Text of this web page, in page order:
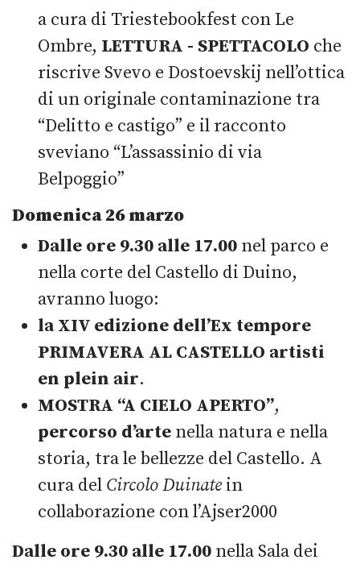
a cura di Triestebookfest con Le
Ombre, LETTURA - SPETTACOLO che
riscrive Svevo e Dostoevskij nell’ottica
di un originale contaminazione tra
“Delitto e castigo” e il racconto
sveviano “L’assassinio di via
Belpoggio”
Domenica 26 marzo
Dalle ore 9.30 alle 17.00 nel parco e
nella corte del Castello di Duino,
avranno luogo:
la XIV edizione dell’Ex tempore
PRIMAVERA AL CASTELLO artisti
en plein air.
MOSTRA “A CIELO APERTO”,
percorso d’arte nella natura e nella
storia, tra le bellezze del Castello. A
cura del Circolo Duinate in
collaborazione con l’Ajser2000
Dalle ore 9.30 alle 17.00 nella Sala dei